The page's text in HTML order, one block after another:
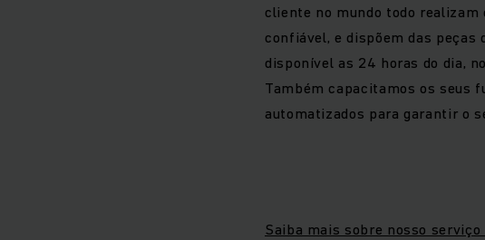
cliente no mundo todo
confiável, e dispõem das peças
disponível as 24 horas do dia,
Também capacitamos os seus
automatizados para garantir o
Saiba mais sobre nosso serviço